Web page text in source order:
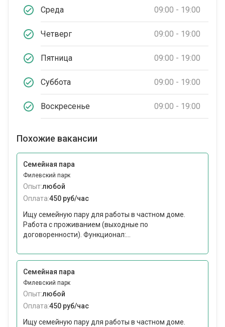
Среда 09:00 - 19:00
Четверг 09:00 - 19:00
Пятница 09:00 - 19:00
Суббота 09:00 - 19:00
Воскресенье 09:00 - 19:00
Похожие вакансии
Семейная пара
Филевский парк
Опыт:любой
Оплата:450 руб/час
Ищу семейную пару для работы в частном доме.
Работа с проживанием (выходные по
договоренности). Функционал:...
Семейная пара
Филевский парк
Опыт:любой
Оплата:450 руб/час
Ищу семейную пару для работы в частном доме.